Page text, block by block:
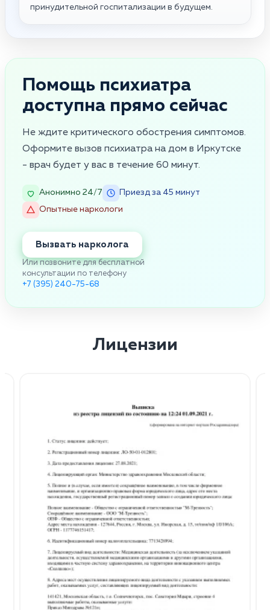
принудительной госпитализации в будущем.
Помощь психиатра
доступна прямо сейчас
Не ждите критического обострения симптомов.
Оформите вызов психиатра на дом в Иркутске
- врач будет у вас в течение 60 минут.
Анонимно 24/7
Приезд за 45 минут
Опытные наркологи
Вызвать нарколога
Или позвоните для бесплатной
консультации по телефону
+7 (395) 240-75-68
Лицензии